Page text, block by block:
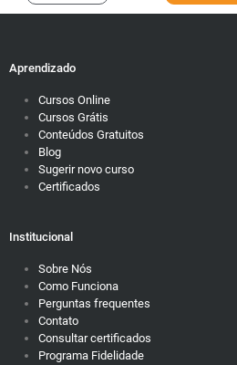
Aprendizado
Cursos Online
Cursos Grátis
Conteúdos Gratuitos
Blog
Sugerir novo curso
Certificados
Institucional
Sobre Nós
Como Funciona
Perguntas frequentes
Contato
Consultar certificados
Programa Fidelidade